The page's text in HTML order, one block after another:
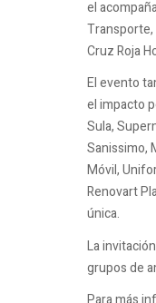
el
Transporte,
Cruz Roja
El evento
el impacto
Sula,
Sanissimo,
Móvil,
Renovart
única.
La
grupos de